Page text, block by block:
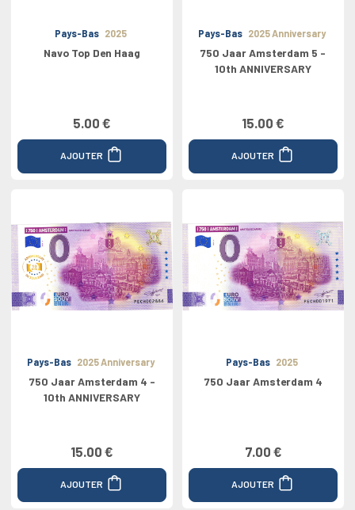
Pays-Bas 2025
Navo Top Den Haag
5.00 €
AJOUTER
Pays-Bas 2025 Anniversary
750 Jaar Amsterdam 5 -
10th ANNIVERSARY
15.00 €
AJOUTER
Pays-Bas 2025 Anniversary
750 Jaar Amsterdam 4 -
10th ANNIVERSARY
15.00 €
AJOUTER
Pays-Bas 2025
750 Jaar Amsterdam 4
7.00 €
AJOUTER